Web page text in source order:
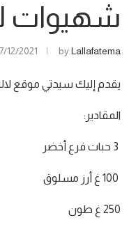
شهيوات
byLallafatema
12/2021
يقدم إليك سيدتي موقع
المقادير:
250 غ طون